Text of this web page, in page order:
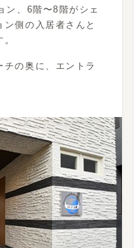
ン、6階〜8階がシェ
側の入居者さんと
の奥に、エントラ